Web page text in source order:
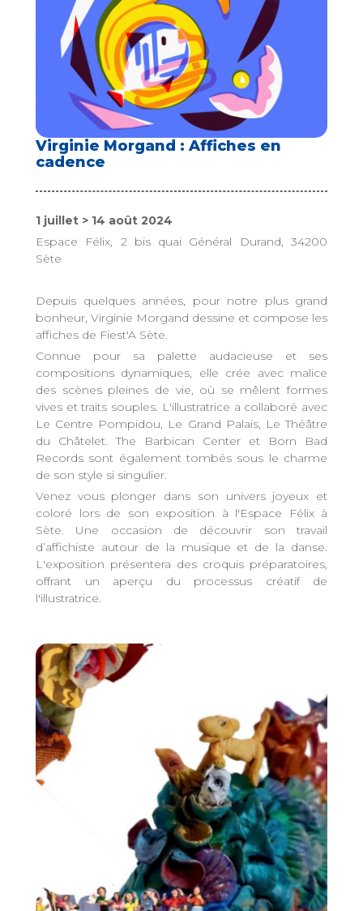
Virginie Morgand : Affiches en
cadence
1 juillet > 14 août 2024
Espace Félix, 2 bis quai Général Durand, 34200
Sète
Depuis quelques années, pour notre plus grand
bonheur, Virginie Morgand dessine et compose les
affiches de Fiest'A Sète.
Connue pour sa palette audacieuse et ses
compositions dynamiques, elle crée avec malice
des scènes pleines de vie, où se mêlent formes
vives et traits souples. L'illustratrice a collaboré avec
Le Centre Pompidou, Le Grand Palais, Le Théâtre
du Châtelet. The Barbican Center et Born Bad
Records sont également tombés sous le charme
de son style si singulier.
Venez vous plonger dans son univers joyeux et
coloré lors de son exposition à l'Espace Félix à
Sète. Une occasion de découvrir son travail
d’affichiste autour de la musique et de la danse.
L'exposition présentera des croquis préparatoires,
offrant un aperçu du processus créatif de
l'illustratrice.